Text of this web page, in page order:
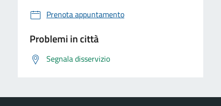
Prenota appuntamento
Problemi in città
Segnala disservizio